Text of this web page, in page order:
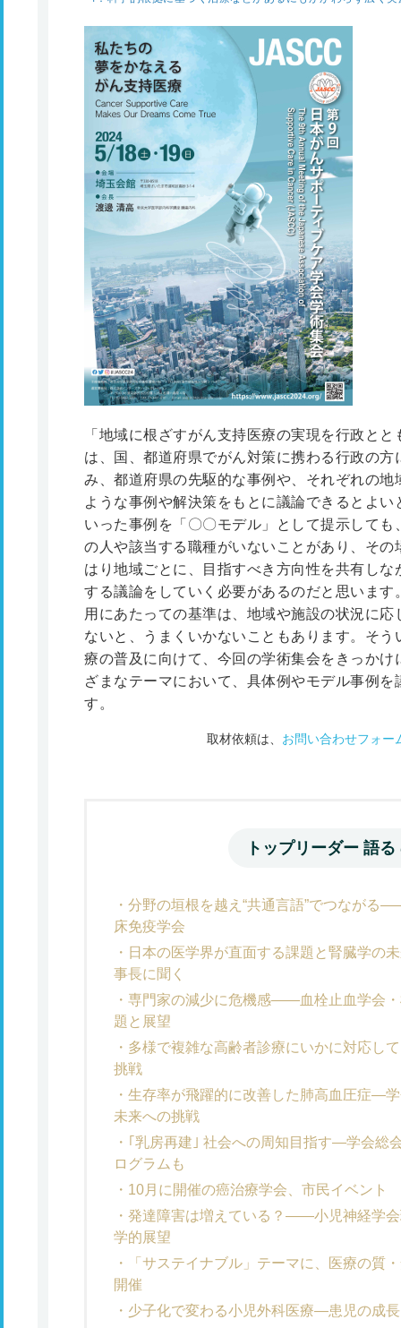
「地域に根ざすがん支持医療の実現を行政と
は、国、都道府県でがん対策に携わる行政の
み、都道府県の先駆的な事例や、それぞれの
ような事例や解決策をもとに議論できるとよ
いった事例を「〇〇モデル」として提示して
の人や該当する職種がいないことがあり、そ
はり地域ごとに、目指すべき方向性を共有し
する議論をしていく必要があるのだと思いま
用にあたっての基準は、地域や施設の状況に
ないと、うまくいかないこともあります。そ
療の普及に向けて、今回の学術集会をきっか
ざまなテーマにおいて、具体例やモデル事例
す。
取材依頼は、 お問い合わせフォー
トップリーダー 語る
分野の垣根を越え“共通言語”でつながる
床免疫学会
日本の医学界が直面する課題と腎臓学
事長に聞く
専門家の減少に危機感――血栓止血学会
題と展望
多様で複雑な高齢者診療にいかに対応し
挑戦
生存率が飛躍的に改善した肺高血圧症―
未来への挑戦
｢乳房再建｣ 社会への周知目指す―学会総
ログラムも
10月に開催の癌治療学会、市民イベント
発達障害は増えている？――小児神経学
学的展望
「サステイナブル」テーマに、医療の質
開催
少子化で変わる小児外科医療―患児の成